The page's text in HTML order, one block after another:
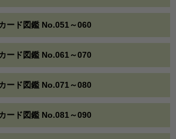
カード図鑑 No.051～060
カード図鑑 No.061～070
カード図鑑 No.071～080
カード図鑑 No.081～090